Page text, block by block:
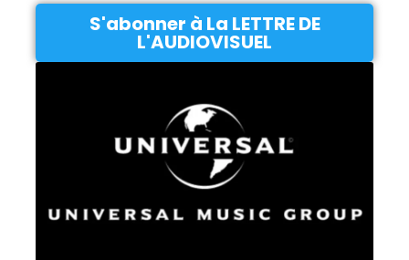
S'abonner à La LETTRE DE
L'AUDIOVISUEL